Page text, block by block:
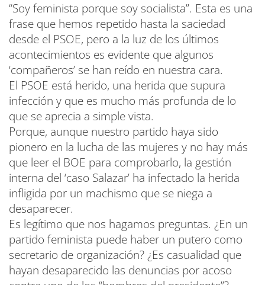
“Soy feminista porque soy socialista”. Esta es una
frase que hemos repetido hasta la saciedad
desde el PSOE, pero a la luz de los últimos
acontecimientos es evidente que algunos
‘compañeros’ se han reído en nuestra cara.
El PSOE está herido, una herida que supura
infección y que es mucho más profunda de lo
que se aprecia a simple vista.
Porque, aunque nuestro partido haya sido
pionero en la lucha de las mujeres y no hay más
que leer el BOE para comprobarlo, la gestión
interna del ‘caso Salazar’ ha infectado la herida
infligida por un machismo que se niega a
desaparecer.
Es legítimo que nos hagamos preguntas. ¿En un
partido feminista puede haber un putero como
secretario de organización? ¿Es casualidad que
hayan desaparecido las denuncias por acoso